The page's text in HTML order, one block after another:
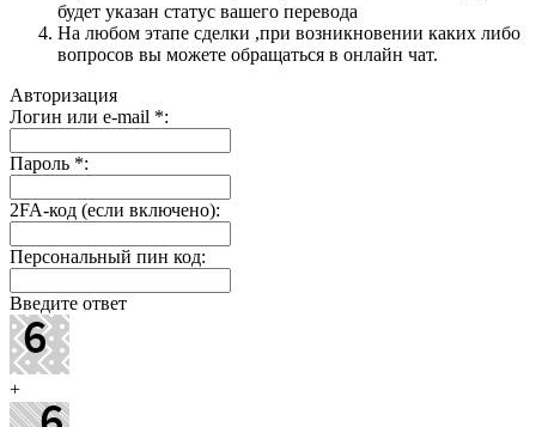
будет указан статус вашего перевода
На любом этапе сделки ,при возникновении каких либо
вопросов вы можете обращаться в онлайн чат.
Авторизация
Логин или e-mail *:
Пароль *:
2FA-код (если включено):
Персональный пин код:
Введите ответ
+